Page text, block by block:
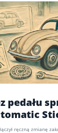
pedału
ręczną zmianę